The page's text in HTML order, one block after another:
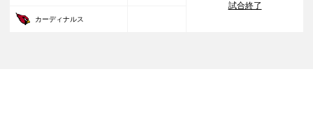
試合終了
カーディナルス